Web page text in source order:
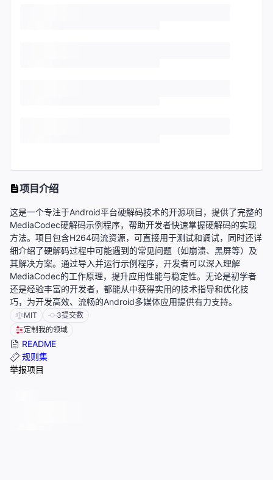
项目介绍
这是一个专注于Android平台硬解码技术的开源项目，提供了完整的
MediaCodec硬解码示例程序，帮助开发者快速掌握硬解码的实现
方法。项目包含H264码流资源，可直接用于测试和调试，同时还详
细介绍了硬解码过程中可能遇到的常见问题（如崩溃、黑屏等）及
其解决方案。通过导入并运行示例程序，开发者可以深入理解
MediaCodec的工作原理，提升应用性能与稳定性。无论是初学者
还是经验丰富的开发者，都能从中获得实用的技术指导和优化技
巧，为开发高效、流畅的Android多媒体应用提供有力支持。
MIT 3提交数
定制我的领域
README
规则集
举报项目